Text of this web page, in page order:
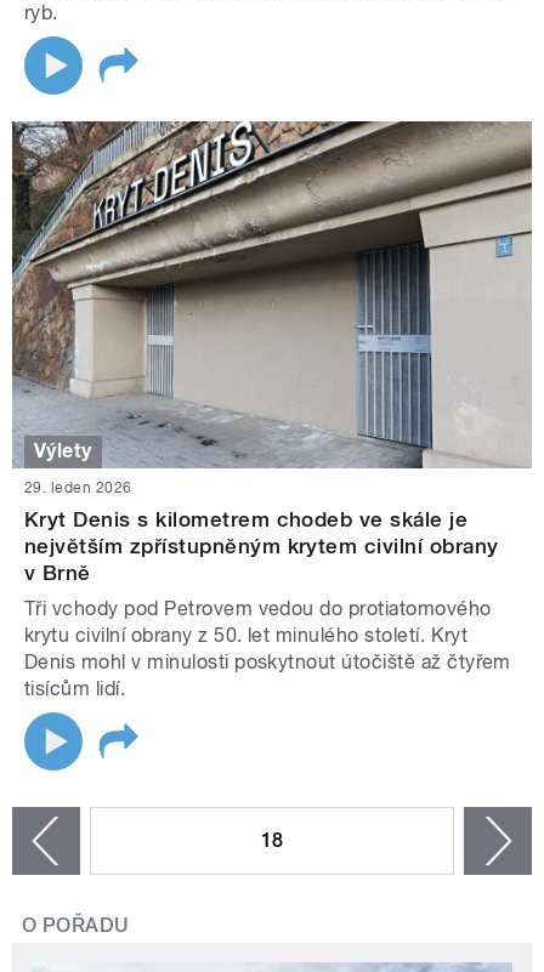
ryb.
Výlety
29. leden 2026
Kryt Denis s kilometrem chodeb ve skále je
největším zpřístupněným krytem civilní obrany
v Brně
Tři vchody pod Petrovem vedou do protiatomového
krytu civilní obrany z 50. let minulého století. Kryt
Denis mohl v minulosti poskytnout útočiště až čtyřem
tisícům lidí.
18
O POŘADU